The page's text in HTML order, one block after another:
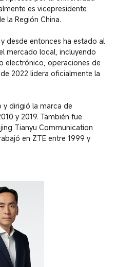
es vicepresidente
la Región China.
desde entonces ha estado al
mercado local, incluyendo
electrónico, operaciones de
2022 lidera oficialmente la
y dirigió la marca de
y 2019. También fue
Tianyu Communication
en ZTE entre 1999 y